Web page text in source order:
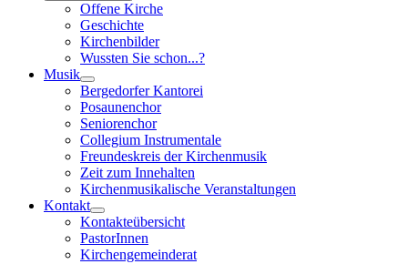
Offene Kirche
Geschichte
Kirchenbilder
Wussten Sie schon...?
Musik
Bergedorfer Kantorei
Posaunenchor
Seniorenchor
Collegium Instrumentale
Freundeskreis der Kirchenmusik
Zeit zum Innehalten
Kirchenmusikalische Veranstaltungen
Kontakt
Kontakteübersicht
PastorInnen
Kirchengemeinderat